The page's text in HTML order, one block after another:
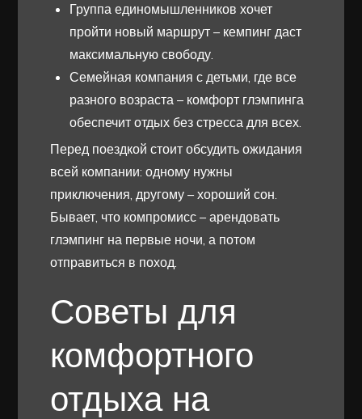
Группа единомышленников хочет
пройти новый маршрут – кемпинг даст
максимальную свободу.
Семейная компания с детьми, где все
разного возраста – комфорт глэмпинга
обеспечит отдых без стресса для всех.
Перед поездкой стоит обсудить ожидания
всей компании: одному нужны
приключения, другому – хороший сон.
Бывает, что компромисс – арендовать
глэмпинг на первые ночи, а потом
отправиться в поход.
Советы для
комфортного
отдыха на